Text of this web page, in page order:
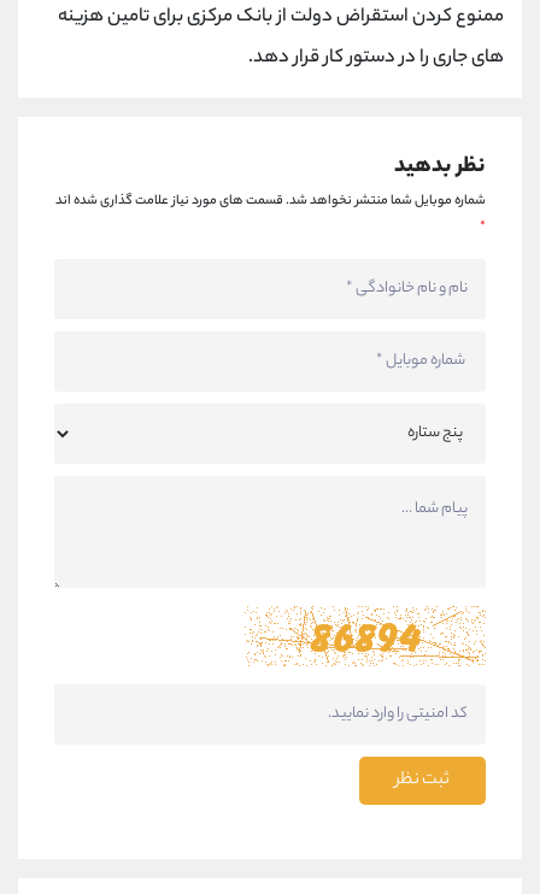
ممنوع کردن استقراض دولت از بانک مرکزی برای تامین هزینه
های جاری را در دستور کار قرار دهد.
نظر بدهید
شماره موبایل شما منتشر نخواهد شد.قسمت های مورد نیاز علامت گذاری شده اند
*
ثبت نظر